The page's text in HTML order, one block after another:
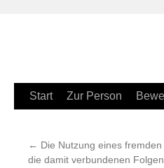
Zum
springen
Start Zur Person
← Die Nutzung eines
die damit verbundenen